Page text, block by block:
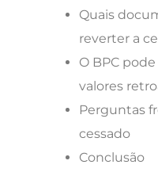
Quais
reverter a
O BPC
valores
Perguntas
cessado
Conclusão